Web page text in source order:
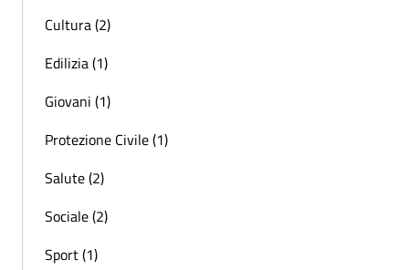
Cultura (2)
Edilizia (1)
Giovani (1)
Protezione Civile (1)
Salute (2)
Sociale (2)
Sport (1)